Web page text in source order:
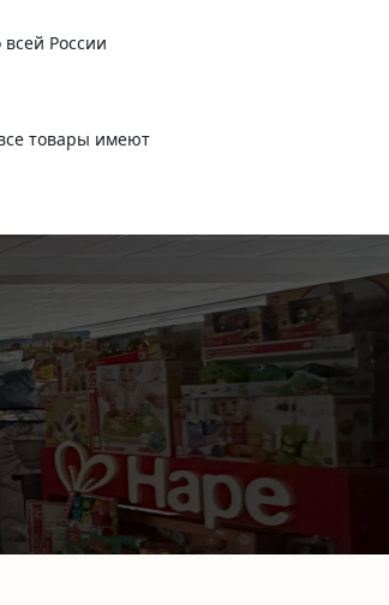
России
товары имеют